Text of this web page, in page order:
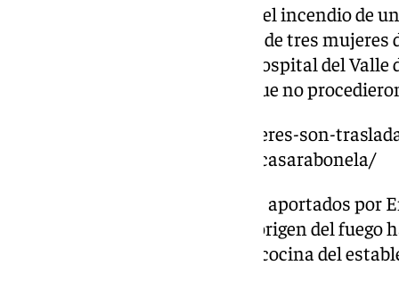
El pasado lunes 9 de diciembre, el incendio de
Casarabonela obligó al traslado de tres mujeres
tuvieron que ser evacuadas al hospital del
afectadas por el incendio, aunque no
https://www.101tv.es/tres-mujeres-son-
incendio-en-una-churreria-en-casarabonela/
En aquel caso, y según los datos aportados por
bomberos especificaron que el origen del
extractora y en la freidora de la cocina del